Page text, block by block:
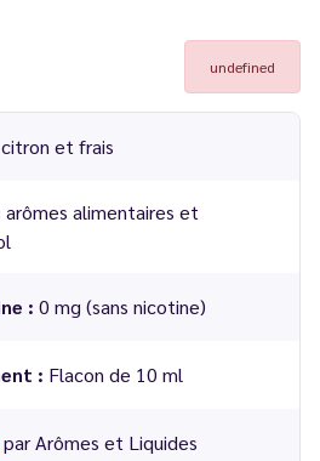
undefined
citron et frais
arômes alimentaires et
: 0 mg (sans nicotine)
: Flacon de 10 ml
par Arômes et Liquides